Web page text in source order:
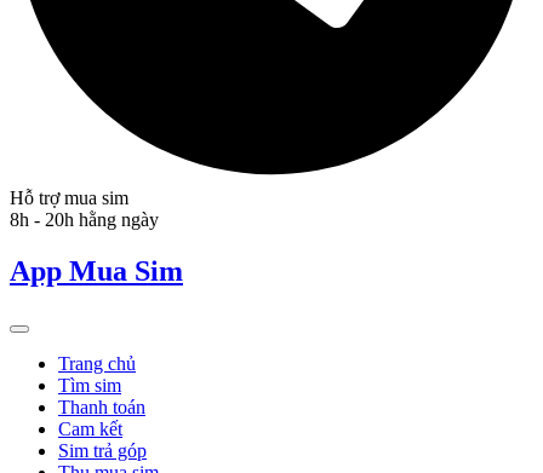
Hỗ trợ mua sim
8h - 20h hằng ngày
App Mua Sim
Trang chủ
Tìm sim
Thanh toán
Cam kết
Sim trả góp